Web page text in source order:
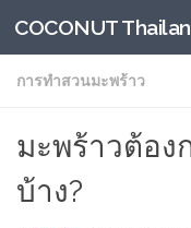
Skip to content
COCONUT
การทำสวนมะพร้าว
มะพร้าวต้อง
บ้าง?